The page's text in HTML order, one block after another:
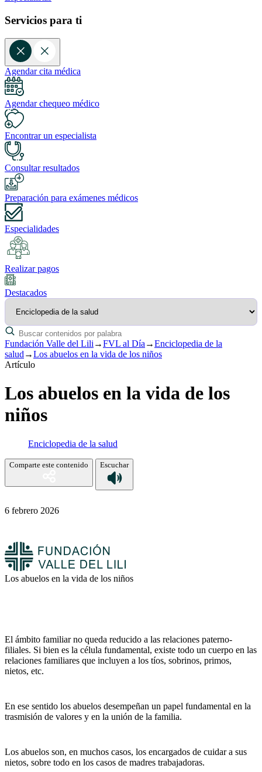
Servicios para ti
Agendar cita médica
Agendar chequeo médico
Encontrar un especialista
Consultar resultados
Preparación para exámenes médicos
Especialidades
Realizar pagos
Destacados
Fundación Valle del Lili →FVL al Día →Enciclopedia de la
salud →Los abuelos en la vida de los niños
Artículo
Los abuelos en la vida de los
niños
Enciclopedia de la salud
Comparte este contenido Escuchar
6 febrero 2026
Los abuelos en la vida de los niños
El ámbito familiar no queda reducido a las relaciones paterno-
filiales. Si bien es la célula fundamental, existe todo un cuerpo en las
relaciones familiares que incluyen a los tíos, sobrinos, primos,
nietos, etc.
En ese sentido los abuelos desempeñan un papel fundamental en la
trasmisión de valores y en la unión de la familia.
Los abuelos son, en muchos casos, los encargados de cuidar a sus
nietos, sobre todo en los casos de madres trabajadoras.